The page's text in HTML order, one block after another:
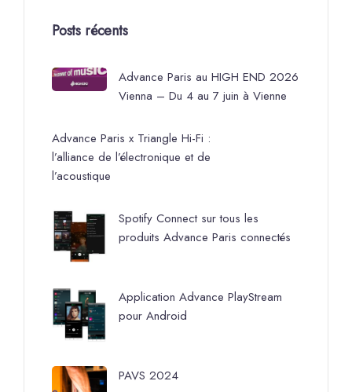
Posts récents
Advance Paris au HIGH END 2026
Vienna – Du 4 au 7 juin à Vienne
Advance Paris x Triangle Hi-Fi :
l’alliance de l’électronique et de
l’acoustique
Spotify Connect sur tous les
produits Advance Paris connectés
Application Advance PlayStream
pour Android
PAVS 2024